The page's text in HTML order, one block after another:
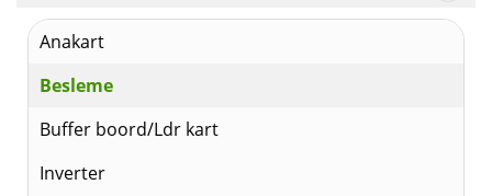
Anakart
Besleme
Buffer boord/Ldr kart
Inverter